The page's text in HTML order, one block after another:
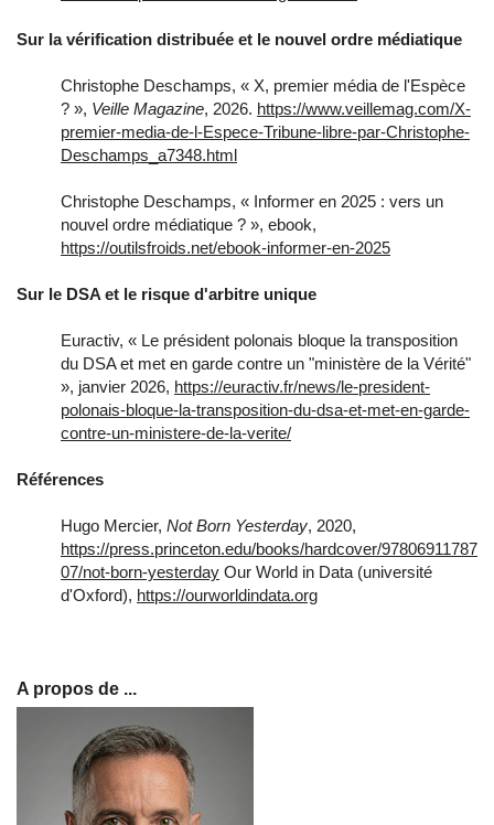
Sur la vérification distribuée et le nouvel ordre médiatique
Christophe Deschamps, « X, premier média de l'Espèce
? », Veille Magazine, 2026. https://www.veillemag.com/X-
premier-media-de-l-Espece-Tribune-libre-par-Christophe-
Deschamps_a7348.html
Christophe Deschamps, « Informer en 2025 : vers un
nouvel ordre médiatique ? », ebook,
https://outilsfroids.net/ebook-informer-en-2025
Sur le DSA et le risque d'arbitre unique
Euractiv, « Le président polonais bloque la transposition
du DSA et met en garde contre un "ministère de la Vérité"
», janvier 2026, https://euractiv.fr/news/le-president-
polonais-bloque-la-transposition-du-dsa-et-met-en-garde-
contre-un-ministere-de-la-verite/
Références
Hugo Mercier, Not Born Yesterday, 2020,
https://press.princeton.edu/books/hardcover/97806911787
07/not-born-yesterday Our World in Data (université
d'Oxford), https://ourworldindata.org
A propos de ...